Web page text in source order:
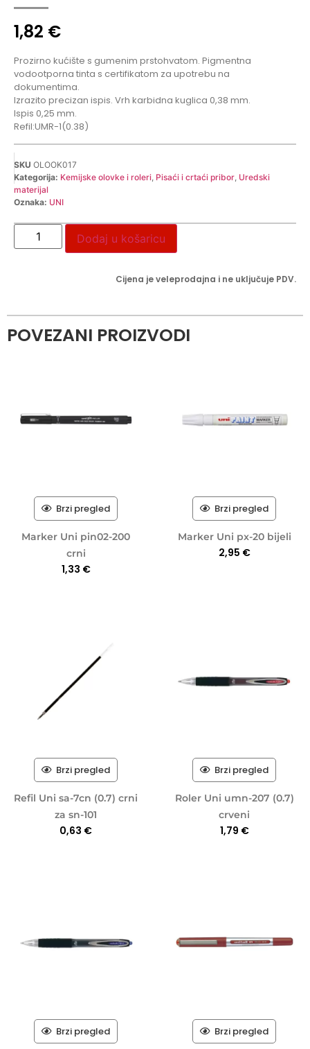
1,82 €
Prozirno kućište s gumenim prstohvatom. Pigmentna
vodootporna tinta s certifikatom za upotrebu na
dokumentima.
Izrazito precizan ispis. Vrh karbidna kuglica 0,38 mm.
Ispis 0,25 mm.
Refil:UMR-1(0.38)
SKU OLOOK017
Kategorija: Kemijske olovke i roleri Pisaći i crtaći pribor Uredski
materijal
Oznaka: UNI
Dodaj u košaricu
Cijena je veleprodajna i ne uključuje PDV.
POVEZANI PROIZVODI
Brzi pregled
Marker Uni pin02-200
crni
1,33 €
Brzi pregled
Marker Uni px-20 bijeli
2,95 €
Brzi pregled
Refil Uni sa-7cn (0.7) crni
za sn-101
0,63 €
Brzi pregled
Roler Uni umn-207 (0.7)
crveni
1,79 €
Brzi pregled Brzi pregled